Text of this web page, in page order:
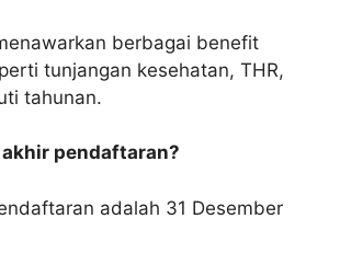
berbagai benefit
tunjangan kesehatan, THR,
tahunan.
pendaftaran?
adalah 31 Desember